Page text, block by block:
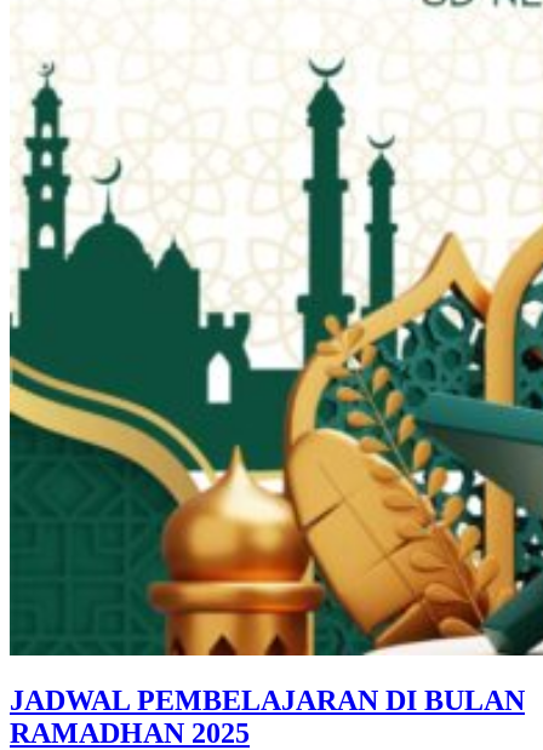
JADWAL PEMBELAJARAN DI BULAN
RAMADHAN 2025JADWAL